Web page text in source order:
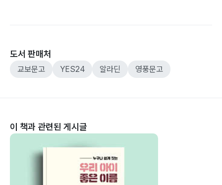
도서 판매처
교보문고 YES24 알라딘 영풍문고
이 책과 관련된 게시글